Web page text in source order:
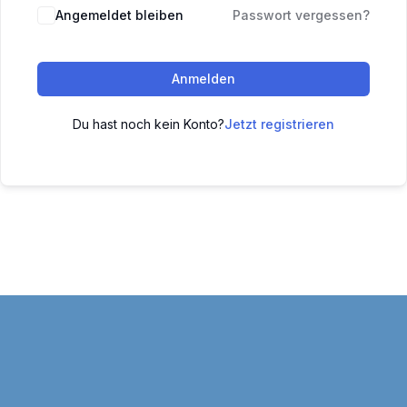
Angemeldet bleiben Passwort vergessen?
Anmelden
Du hast noch kein Konto?Jetzt registrieren